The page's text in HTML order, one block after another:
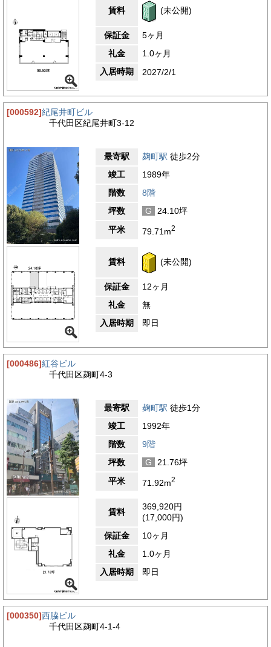
【評価】 4.0
駅からの距離
設備
耐震性
エントランス
賃料 (未公開)
保証金
5ヶ月
礼金
1.0ヶ月
入居時期
2027/2/1
[000592]紀尾井町ビル
千代田区紀尾井町3-12
最寄駅 麹町駅 徒歩2分
竣工
1989年
階数
8階
坪数
G
24.10坪
平米
79.71m2
賃料 (未公開)
保証金
12ヶ月
礼金
無
入居時期
即日
[000486]紅谷ビル
千代田区麹町4-3
最寄駅 麹町駅 徒歩1分
竣工
1992年
階数
9階
坪数
G
21.76坪
平米
71.92m2
賃料
369,920円
(17,000円)
保証金
10ヶ月
礼金
1.0ヶ月
入居時期
即日
[000350]西脇ビル
千代田区麹町4-1-4